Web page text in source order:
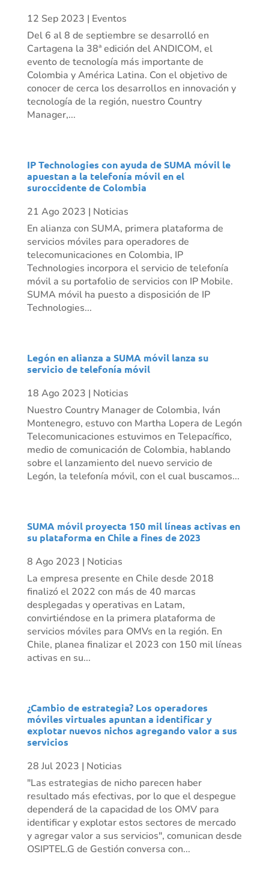
12 Sep 2023 | Eventos
Del 6 al 8 de septiembre se desarrolló en
Cartagena la 38ª edición del ANDICOM, el
evento de tecnología más importante de
Colombia y América Latina. Con el objetivo de
conocer de cerca los desarrollos en innovación y
tecnología de la región, nuestro Country
Manager,...
IP Technologies con ayuda de SUMA móvil le
apuestan a la telefonía móvil en el
suroccidente de Colombia
21 Ago 2023 | Noticias
En alianza con SUMA, primera plataforma de
servicios móviles para operadores de
telecomunicaciones en Colombia, IP
Technologies incorpora el servicio de telefonía
móvil a su portafolio de servicios con IP Mobile.
SUMA móvil ha puesto a disposición de IP
Technologies...
Legón en alianza a SUMA móvil lanza su
servicio de telefonía móvil
18 Ago 2023 | Noticias
Nuestro Country Manager de Colombia, Iván
Montenegro, estuvo con Martha Lopera de Legón
Telecomunicaciones estuvimos en Telepacífico,
medio de comunicación de Colombia, hablando
sobre el lanzamiento del nuevo servicio de
Legón, la telefonía móvil, con el cual buscamos...
SUMA móvil proyecta 150 mil líneas activas en
su plataforma en Chile a fines de 2023
8 Ago 2023 | Noticias
La empresa presente en Chile desde 2018
finalizó el 2022 con más de 40 marcas
desplegadas y operativas en Latam,
convirtiéndose en la primera plataforma de
servicios móviles para OMVs en la región. En
Chile, planea finalizar el 2023 con 150 mil líneas
activas en su...
¿Cambio de estrategia? Los operadores
móviles virtuales apuntan a identificar y
explotar nuevos nichos agregando valor a sus
servicios
28 Jul 2023 | Noticias
"Las estrategias de nicho parecen haber
resultado más efectivas, por lo que el despegue
dependerá de la capacidad de los OMV para
identificar y explotar estos sectores de mercado
y agregar valor a sus servicios", comunican desde
OSIPTEL.G de Gestión conversa con...